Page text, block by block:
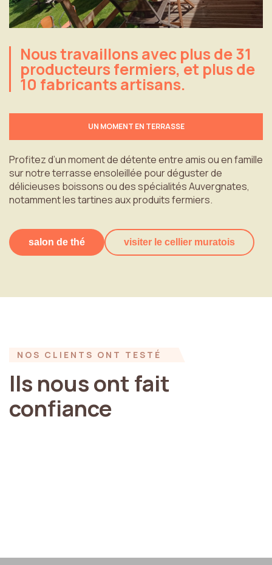
Noustravaillons avec plus de31
producteurs fermiers, et plus de
10 fabricants artisans.
UN MOMENT EN TERRASSE
Profitez d’un moment de détente entre amis ou en famille
sur notre terrasse ensoleillée pour déguster de
délicieuses boissons ou des spécialités Auvergnates,
notamment les tartines aux produits fermiers.
salon de thé visiter le cellier muratois
NOS CLIENTS ONT TESTÉ
Ils nousont fait
confiance